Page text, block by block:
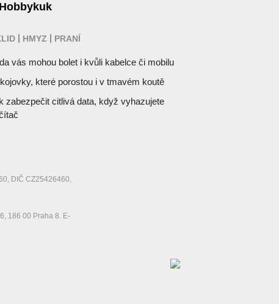
HMYZ PRANÍ
vás mohou bolet i kvůli kabelce či mobilu
které porostou i v tmavém koutě
zabezpečit citlivá data, když vyhazujete
DIČ CZ25426460,
186 00 Praha 8. E-